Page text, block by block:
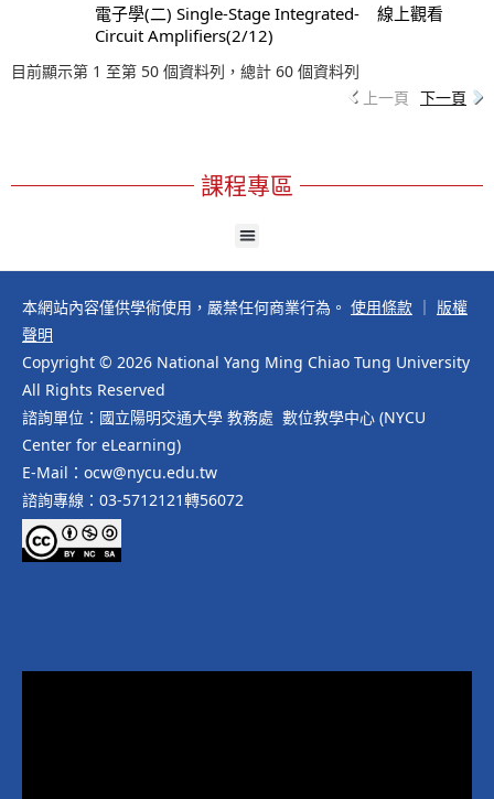
電子學(二) Single-Stage Integrated-
Circuit Amplifiers(2/12)
線上觀看
目前顯示第 1 至第 50 個資料列，總計 60 個資料列
上一頁 下一頁
課程專區
本網站內容僅供學術使用，嚴禁任何商業行為。 使用條款
版權
聲明
Copyright © 2026 National Yang Ming Chiao Tung University
All Rights Reserved
諮詢單位：國立陽明交通大學 教務處 數位教學中心 (NYCU
Center for eLearning)
E-Mail：ocw@nycu.edu.tw
諮詢專線：03-5712121轉56072